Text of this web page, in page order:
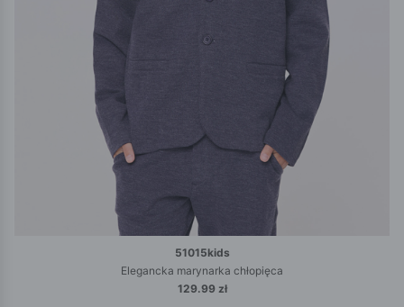
51015kids
Elegancka marynarka chłopięca
129.99 zł